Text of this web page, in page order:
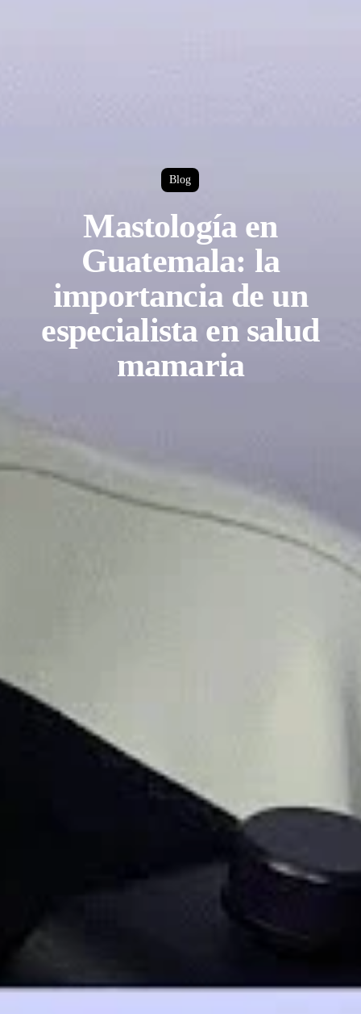
Blog
Mastología en
Guatemala: la
importancia de un
especialista en salud
mamaria